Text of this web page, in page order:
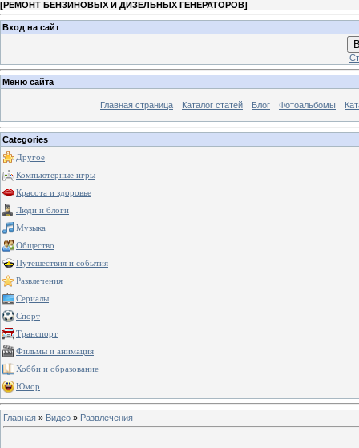
[РЕМОНТ БЕНЗИНОВЫХ И ДИЗЕЛЬНЫХ ГЕНЕРАТОРОВ]
Вход на сайт
Меню сайта
Главная страница Каталог статей Блог Фотоальбомы
Categories
Другое
Компьютерные игры
Красота и здоровье
Люди и блоги
Музыка
Общество
Путешествия и события
Развлечения
Сериалы
Спорт
Транспорт
Фильмы и анимация
Хобби и образование
Юмор
Главная » Видео » Развлечения